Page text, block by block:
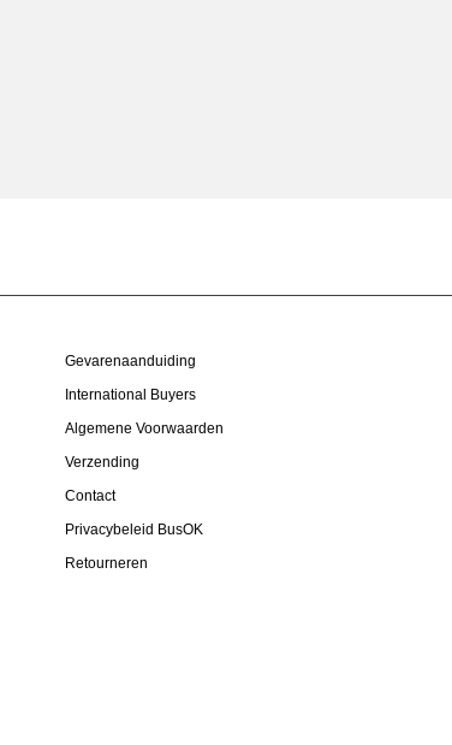
Gevarenaanduiding
International Buyers
Algemene Voorwaarden
Verzending
Contact
Privacybeleid BusOK
Retourneren